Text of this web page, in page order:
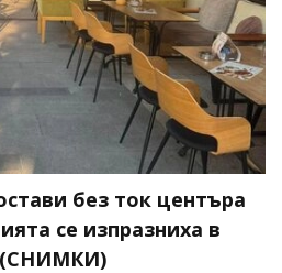
без ток центъра
се изпразниха в
(СНИМКИ)